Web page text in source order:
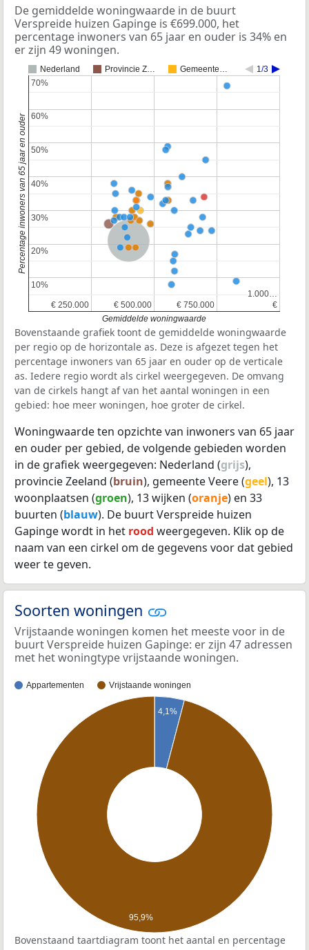
De gemiddelde woningwaarde in de buurt
Verspreide huizen Gapinge is €699.000, het
percentage inwoners van 65 jaar en ouder is 34% en
er zijn 49 woningen.
Nederland Provincie Z… Gemeente… 1/3
Nederland
€ 250.000
€ 250.000 € 500.000
€ 500.000 € 750.000
€ 750.000 €
€
1.000…
1.000…
10%
10%
20%
20%
30%
30%
40%
40%
50%
50%
60%
60%
70%
70%
Gemiddelde woningwaarde
Percentage inwoners van 65 jaar en ouder
Bovenstaande grafiek toont de gemiddelde woningwaarde
per regio op de horizontale as. Deze is afgezet tegen het
percentage inwoners van 65 jaar en ouder op de verticale
as. Iedere regio wordt als cirkel weergegeven. De omvang
van de cirkels hangt af van het aantal woningen in een
gebied: hoe meer woningen, hoe groter de cirkel.
Woningwaarde ten opzichte van inwoners van 65 jaar
en ouder per gebied, de volgende gebieden worden
in de grafiek weergegeven: Nederland (grijs),
provincie Zeeland (bruin), gemeente Veere (geel), 13
woonplaatsen (groen), 13 wijken (oranje) en 33
buurten (blauw). De buurt Verspreide huizen
Gapinge wordt in het rood weergegeven. Klik op de
naam van een cirkel om de gegevens voor dat gebied
weer te geven.
Soorten woningen
Vrijstaande woningen komen het meeste voor in de
buurt Verspreide huizen Gapinge: er zijn 47 adressen
met het woningtype vrijstaande woningen.
Appartementen Vrijstaande woningen
4,1%
95,9%
Bovenstaand taartdiagram toont het aantal en percentage